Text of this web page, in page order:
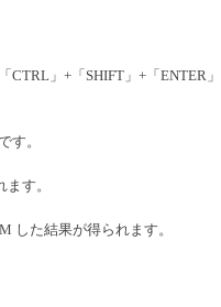
」+「SHIFT」+「ENTER」
す。
す。
した結果が得られます。